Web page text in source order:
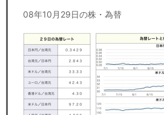
セミナー
経済ニュース
労務顧問
08年10月29日の株・為替